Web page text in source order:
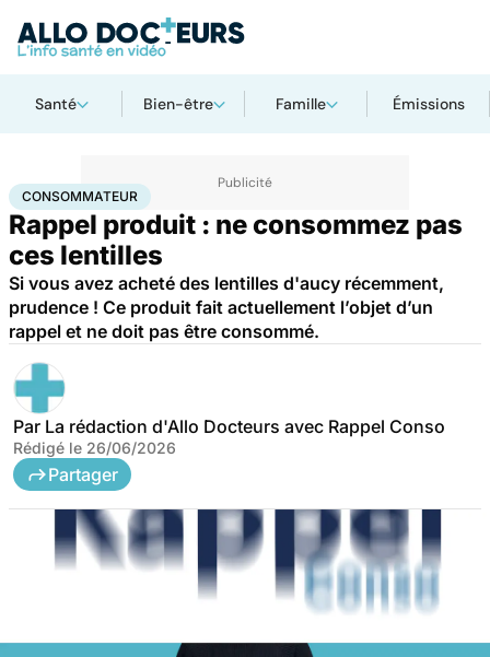
Santé Bien-être Famille Émissions
AccueilSantéConsommateur
CONSOMMATEUR
Rappel produit : ne consommez pas
ces lentilles
Si vous avez acheté des lentilles d'aucy récemment,
prudence ! Ce produit fait actuellement l’objet d’un
rappel et ne doit pas être consommé.
Par La rédaction d'Allo Docteurs avec Rappel Conso
Rédigé le 26/06/2026
Partager